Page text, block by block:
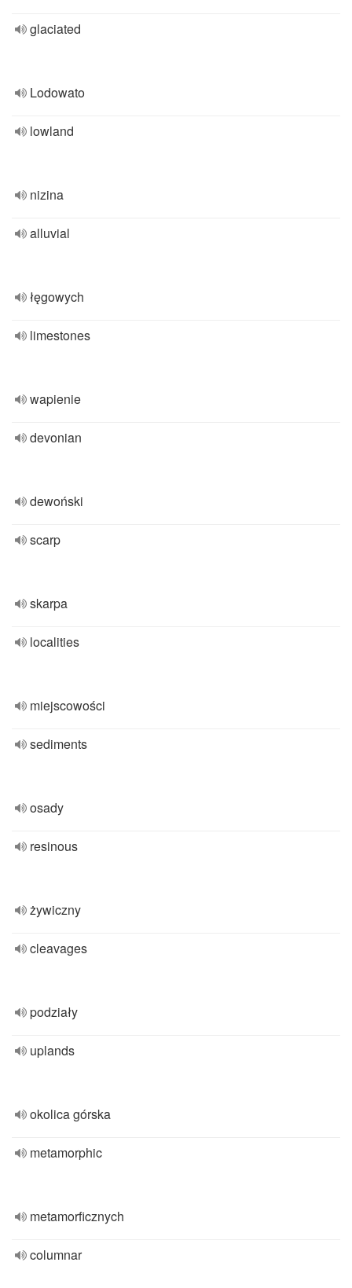
glaciated
Lodowato
lowland
nizina
alluvial
łęgowych
limestones
wapienie
devonian
dewoński
scarp
skarpa
localities
miejscowości
sediments
osady
resinous
żywiczny
cleavages
podziały
uplands
okolica górska
metamorphic
metamorficznych
columnar